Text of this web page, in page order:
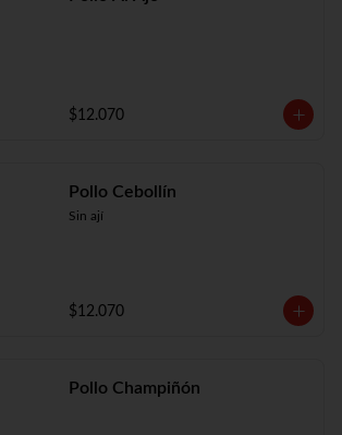
$12.070
Pollo Cebollín
Sin ají
$12.070
Pollo Champiñón